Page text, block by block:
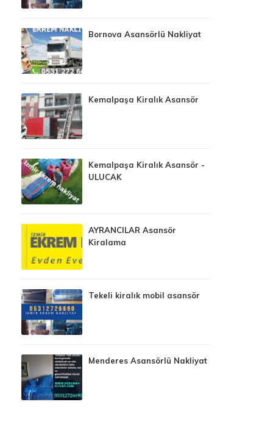
Bornova Asansörlü Nakliyat
Kemalpaşa Kiralık Asansör
Kemalpaşa Kiralık Asansör -
ULUCAK
AYRANCILAR Asansör
Kiralama
Tekeli kiralık mobil asansör
Menderes Asansörlü Nakliyat